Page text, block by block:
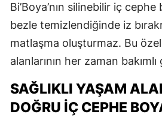
Bi’Boya’nın silinebilir iç
bezle temizlendiğinde iz
matlaşma oluşturmaz. Bu
alanlarının her zaman
SAĞLIKLI YAŞAM
DOĞRU İÇ CEPHE